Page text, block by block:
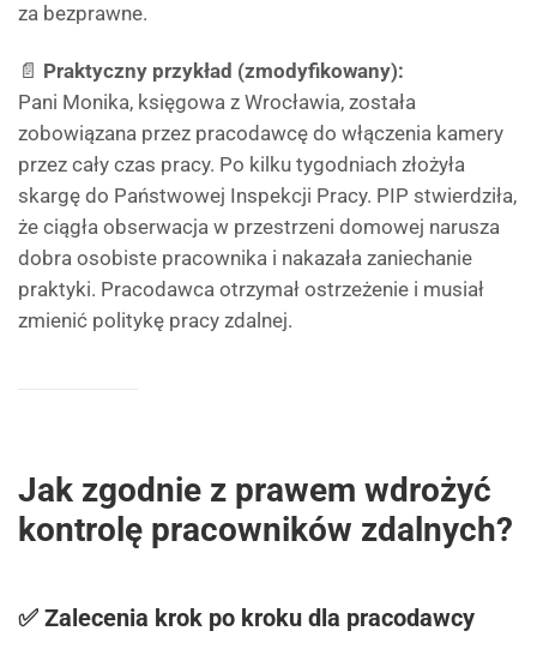
za bezprawne.
📄 Praktyczny przykład (zmodyfikowany):
Pani Monika, księgowa z Wrocławia, została
zobowiązana przez pracodawcę do włączenia kamery
przez cały czas pracy. Po kilku tygodniach złożyła
skargę do Państwowej Inspekcji Pracy. PIP stwierdziła,
że ciągła obserwacja w przestrzeni domowej narusza
dobra osobiste pracownika i nakazała zaniechanie
praktyki. Pracodawca otrzymał ostrzeżenie i musiał
zmienić politykę pracy zdalnej.
Jak zgodnie z prawem wdrożyć
kontrolę pracowników zdalnych?
✅ Zalecenia krok po kroku dla pracodawcy